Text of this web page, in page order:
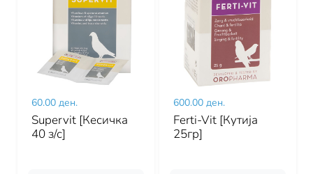
60.00 ден.
Supervit [Кесичка
40 з/с]
600.00 ден.
Ferti-Vit [Кутија
25гр]